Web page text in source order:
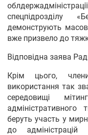
спецпідрозділу
демонструють
вже призвело до
Відповідна заява
Крім цього,
використання так
середовищі
адміністративного
беруть участь у
до адміністрацій